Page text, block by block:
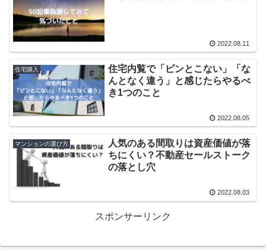
2022.08.11
住宅購入
住宅内覧で「ピンとこない」「な
んとなく違う」と感じたらやるべ
き1つのこと
2022.08.05
マンションの選び方
人気のある間取りは資産価値が落
ちにくい？不動産セールストーク
の落とし穴
2022.08.03
スポンサーリンク